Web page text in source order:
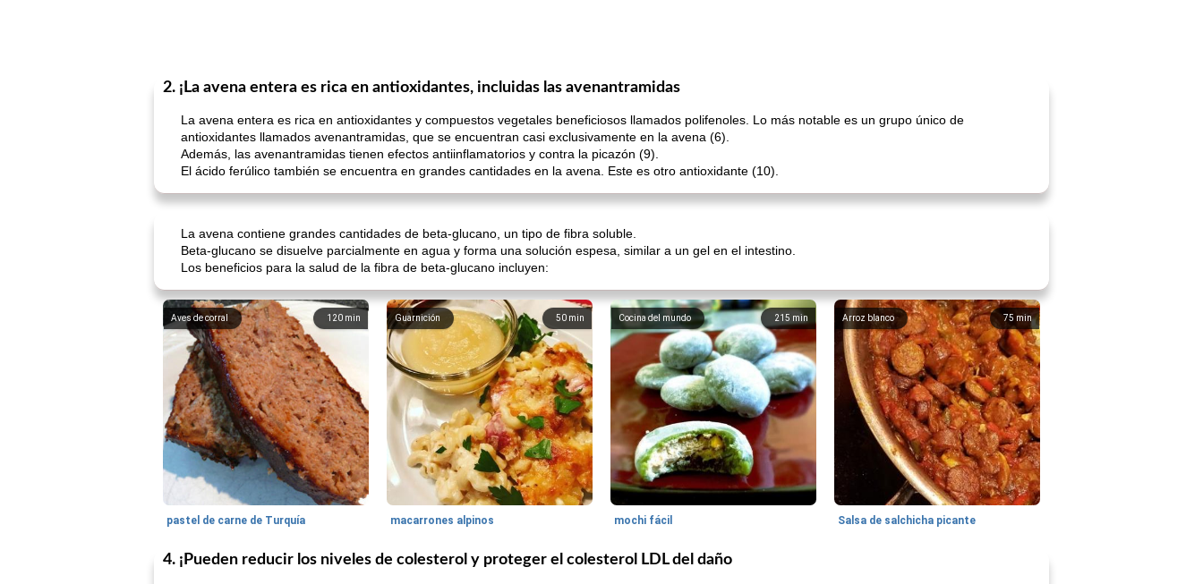
2. ¡La avena entera es rica en antioxidantes, incluidas las avenantramidas
La avena entera es rica en antioxidantes y compuestos vegetales beneficiosos llamados polifenoles. Lo más notable es un grupo único de
antioxidantes llamados avenantramidas, que se encuentran casi exclusivamente en la avena (6).
Además, las avenantramidas tienen efectos antiinflamatorios y contra la picazón (9).
El ácido ferúlico también se encuentra en grandes cantidades en la avena. Este es otro antioxidante (10).
La avena contiene grandes cantidades de beta-glucano, un tipo de fibra soluble.
Beta-glucano se disuelve parcialmente en agua y forma una solución espesa, similar a un gel en el intestino.
Los beneficios para la salud de la fibra de beta-glucano incluyen:
120 min
Aves de corral
pastel de carne de Turquía
50 min
Guarnición
macarrones alpinos
215 min
Cocina del mundo
mochi fácil
75 min
Arroz blanco
Salsa de salchicha picante
4. ¡Pueden reducir los niveles de colesterol y proteger el colesterol LDL del daño